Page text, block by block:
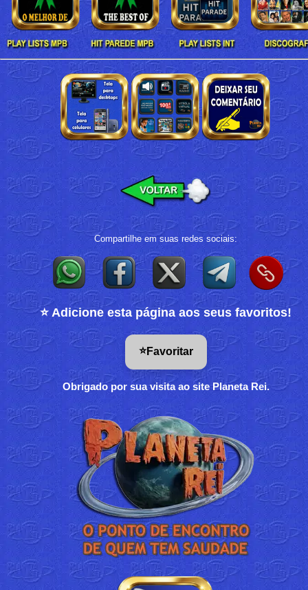
Compartilhe em suas redes sociais:
⭐ Adicione esta página aos seus favoritos!
⭐Favoritar
Obrigado por sua visita ao site Planeta Rei.